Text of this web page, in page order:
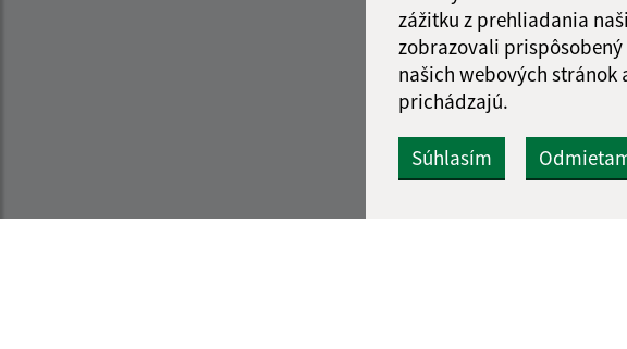
zážitku z prehliadania
zobrazovali
našich webových stránok
prichádzajú.
Súhlasím